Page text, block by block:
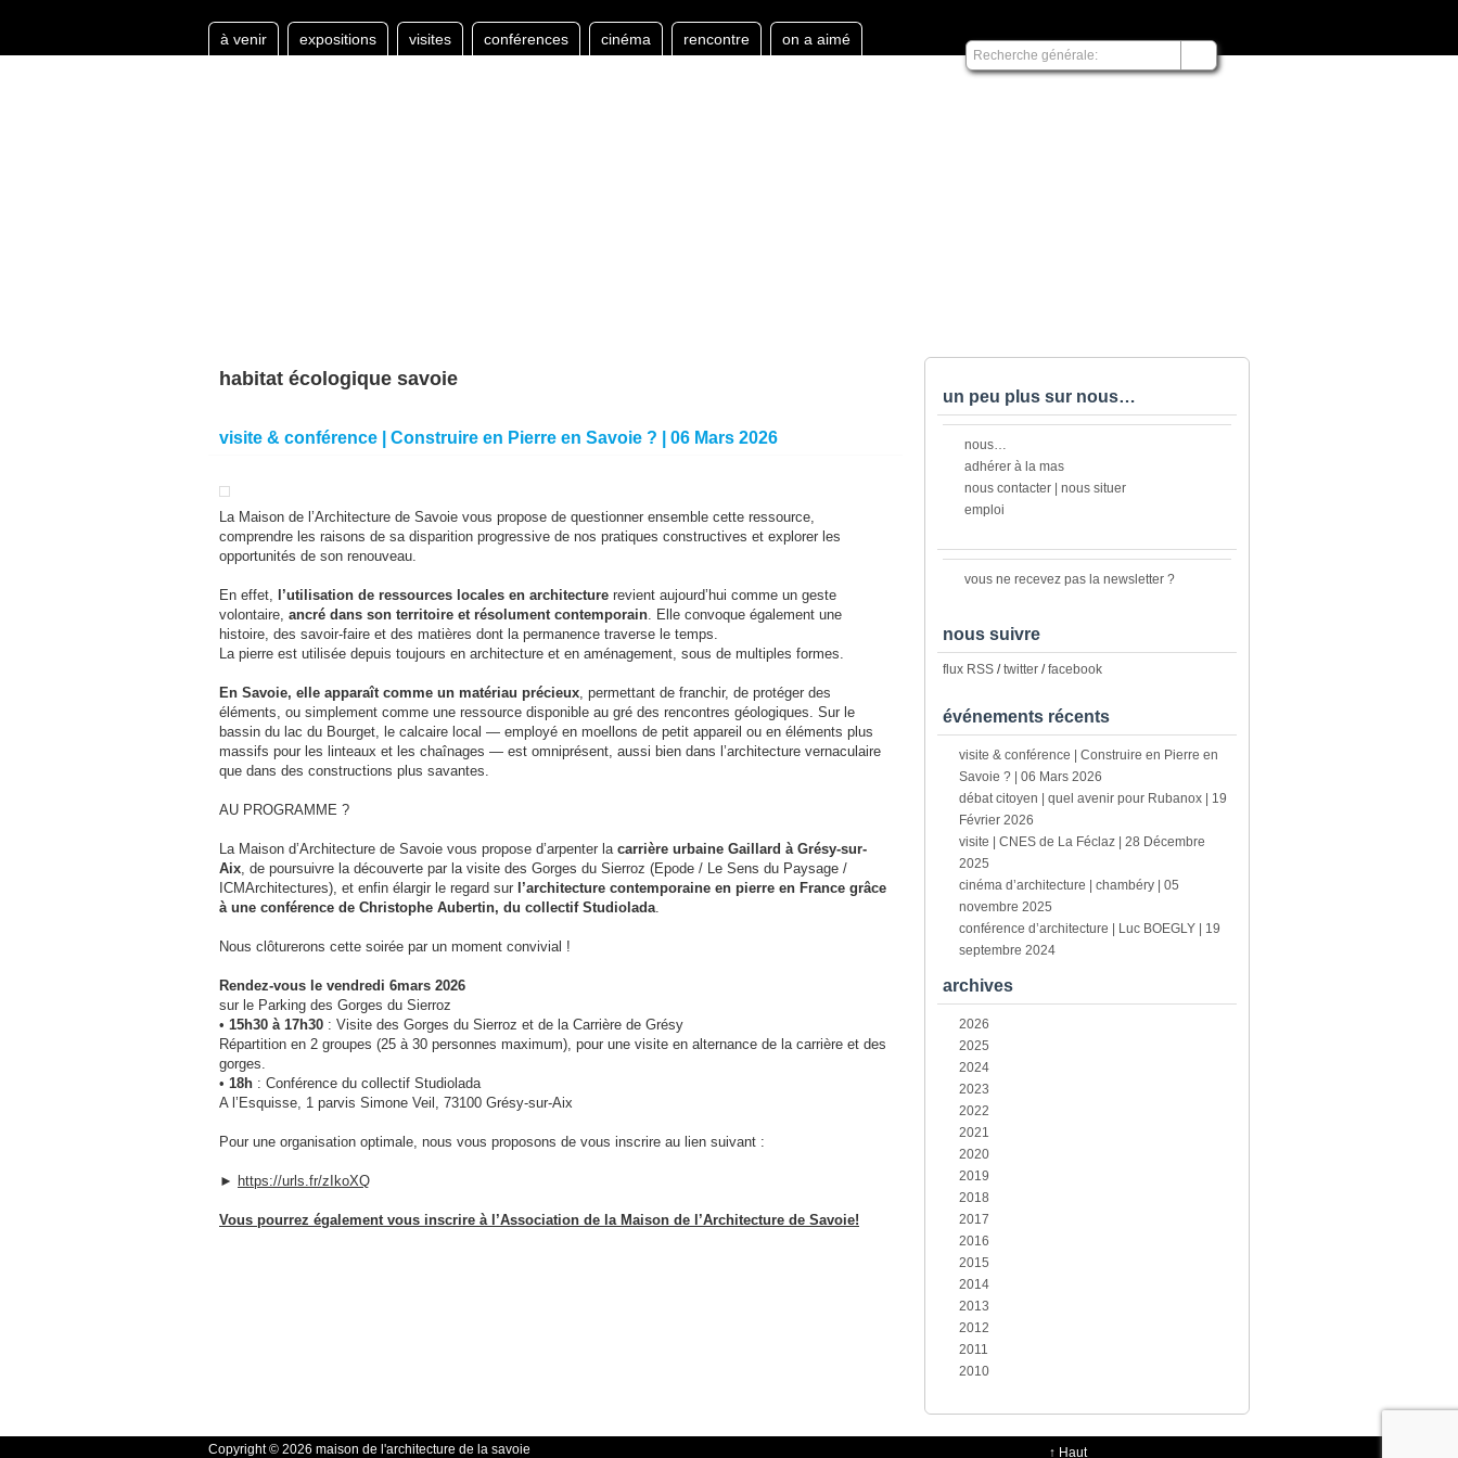
à venir expositions visites conférences cinéma rencontre on a aimé
habitat écologique savoie
visite & conférence | Construire en Pierre en Savoie ? | 06 Mars 2026
La Maison de l’Architecture de Savoie vous propose de questionner ensemble cette ressource,
comprendre les raisons de sa disparition progressive de nos pratiques constructives et explorer les
opportunités de son renouveau.
En effet, l’utilisation de ressources locales en architecture revient aujourd’hui comme un geste
volontaire, ancré dans son territoire et résolument contemporain. Elle convoque également une
histoire, des savoir-faire et des matières dont la permanence traverse le temps.
La pierre est utilisée depuis toujours en architecture et en aménagement, sous de multiples formes.
En Savoie, elle apparaît comme un matériau précieux, permettant de franchir, de protéger des
éléments, ou simplement comme une ressource disponible au gré des rencontres géologiques. Sur le
bassin du lac du Bourget, le calcaire local — employé en moellons de petit appareil ou en éléments plus
massifs pour les linteaux et les chaînages — est omniprésent, aussi bien dans l’architecture vernaculaire
que dans des constructions plus savantes.
AU PROGRAMME ?
La Maison d’Architecture de Savoie vous propose d’arpenter la carrière urbaine Gaillard à Grésy-sur-
Aix, de poursuivre la découverte par la visite des Gorges du Sierroz (Epode / Le Sens du Paysage /
ICMArchitectures), et enfin élargir le regard sur l’architecture contemporaine en pierre en France grâce
à une conférence de Christophe Aubertin, du collectif Studiolada.
Nous clôturerons cette soirée par un moment convivial !
Rendez-vous le vendredi 6mars 2026
sur le Parking des Gorges du Sierroz
• 15h30 à 17h30 : Visite des Gorges du Sierroz et de la Carrière de Grésy
Répartition en 2 groupes (25 à 30 personnes maximum), pour une visite en alternance de la carrière et des
gorges.
• 18h : Conférence du collectif Studiolada
A l’Esquisse, 1 parvis Simone Veil, 73100 Grésy-sur-Aix
Pour une organisation optimale, nous vous proposons de vous inscrire au lien suivant :
► https://urls.fr/zIkoXQ
Vous pourrez également vous inscrire à l’Association de la Maison de l’Architecture de Savoie!
un peu plus sur nous…
nous…
adhérer à la mas
nous contacter | nous situer
emploi
vous ne recevez pas la newsletter ?
nous suivre
flux RSS /twitter /facebook
événements récents
visite & conférence | Construire en Pierre en
Savoie ? | 06 Mars 2026
débat citoyen | quel avenir pour Rubanox | 19
Février 2026
visite | CNES de La Féclaz | 28 Décembre
2025
cinéma d’architecture | chambéry | 05
novembre 2025
conférence d’architecture | Luc BOEGLY | 19
septembre 2024
archives
2026
2025
2024
2023
2022
2021
2020
2019
2018
2017
2016
2015
2014
2013
2012
2011
2010
Copyright © 2026 maison de l'architecture de la savoie ↑ Haut